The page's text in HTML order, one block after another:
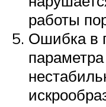
работы
Ошибка в